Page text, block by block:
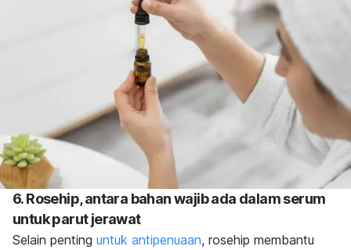
6. Rosehip, antara bahan wajib ada dalam serum
untuk parut jerawat
Selain penting untuk antipenuaan, rosehip membantu